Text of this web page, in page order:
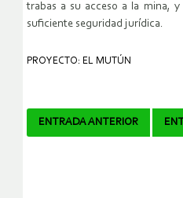
trabas a su acceso a la mina,
suficiente seguridad jurídica.
PROYECTO: EL MUTÚN
Navegador
ENTRADA ANTERIOR